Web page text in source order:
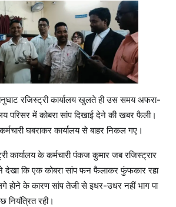
त
री
,
सु
र
प
क
ड़ा
रजिस्ट्री कार्यालय खुलते ही उस समय अफरा-
परिसर में कोबरा सांप दिखाई देने की खबर फैली।
घबराकर कार्यालय से बाहर निकल गए।
कार्यालय के कर्मचारी पंकज कुमार जब रजिस्ट्रार
देखा कि एक कोबरा सांप फन फैलाकर फुंफकार रहा
होने के कारण सांप तेजी से इधर-उधर नहीं भाग पा
नियंत्रित रही।